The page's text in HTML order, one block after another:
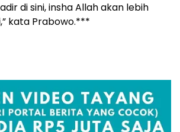
di sini, insha Allah akan lebih
kata Prabowo.***